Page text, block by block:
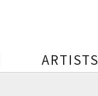
ARTISTS